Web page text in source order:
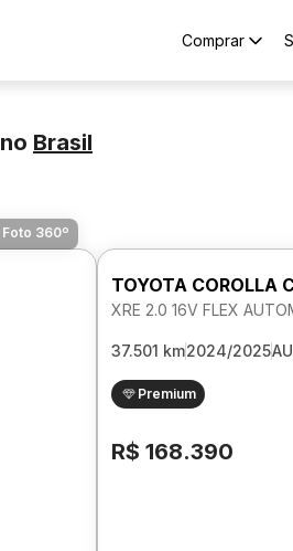
Comprar
no Brasil
Foto 360º
TOYOTA COROLLA
XRE 2.0 16V FLEX
37.501 km2024/2025
Premium
R$ 168.390